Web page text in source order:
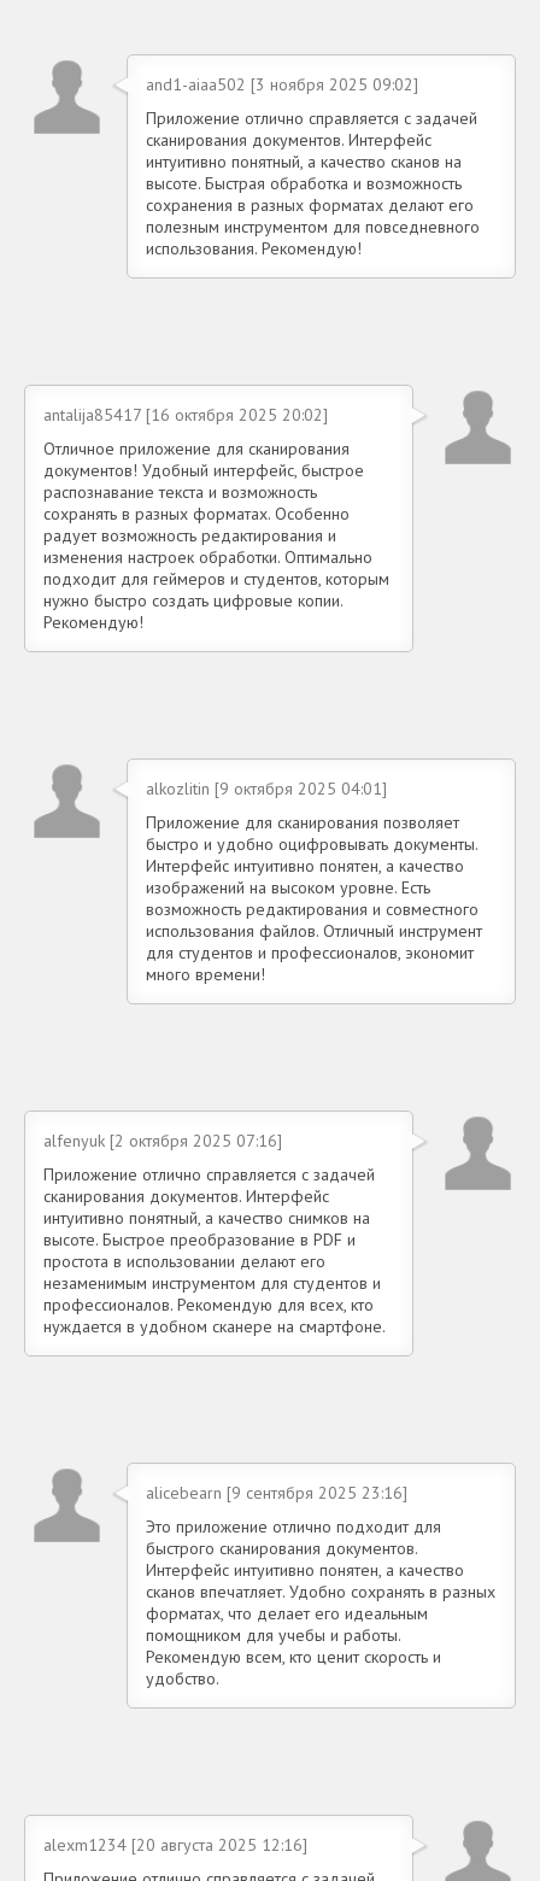
and1-aiaa502 [3 ноября 2025 09:02]
Приложение отлично справляется с задачей
сканирования документов. Интерфейс
интуитивно понятный, а качество сканов на
высоте. Быстрая обработка и возможность
сохранения в разных форматах делают его
полезным инструментом для повседневного
использования. Рекомендую!
antalija85417 [16 октября 2025 20:02]
Отличное приложение для сканирования
документов! Удобный интерфейс, быстрое
распознавание текста и возможность
сохранять в разных форматах. Особенно
радует возможность редактирования и
изменения настроек обработки. Оптимально
подходит для геймеров и студентов, которым
нужно быстро создать цифровые копии.
Рекомендую!
alkozlitin [9 октября 2025 04:01]
Приложение для сканирования позволяет
быстро и удобно оцифровывать документы.
Интерфейс интуитивно понятен, а качество
изображений на высоком уровне. Есть
возможность редактирования и совместного
использования файлов. Отличный инструмент
для студентов и профессионалов, экономит
много времени!
alfenyuk [2 октября 2025 07:16]
Приложение отлично справляется с задачей
сканирования документов. Интерфейс
интуитивно понятный, а качество снимков на
высоте. Быстрое преобразование в PDF и
простота в использовании делают его
незаменимым инструментом для студентов и
профессионалов. Рекомендую для всех, кто
нуждается в удобном сканере на смартфоне.
alicebearn [9 сентября 2025 23:16]
Это приложение отлично подходит для
быстрого сканирования документов.
Интерфейс интуитивно понятен, а качество
сканов впечатляет. Удобно сохранять в разных
форматах, что делает его идеальным
помощником для учебы и работы.
Рекомендую всем, кто ценит скорость и
удобство.
alexm1234 [20 августа 2025 12:16]